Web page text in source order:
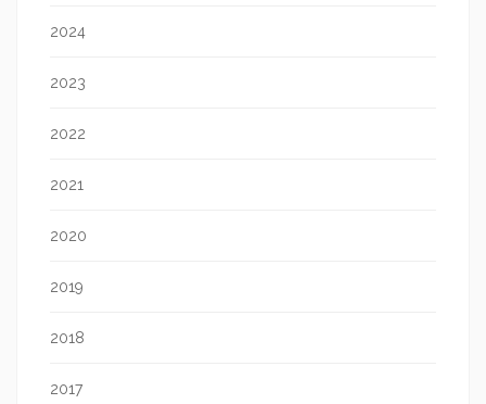
2024
2023
2022
2021
2020
2019
2018
2017